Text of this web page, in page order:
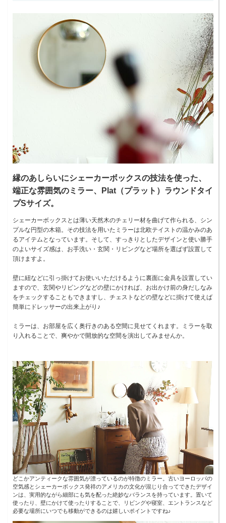
縁のあしらいにシェーカーボックスの技法を使った、
端正な雰囲気のミラー、Plat（プラット）ラウンドタイ
プSサイズ。
シェーカーボックスとは薄い天然木のチェリー材を曲げて作られる、シン
プルな円型の木箱。その技法を用いたミラーは北欧テイストの温かみのあ
るアイテムとなっています。そして、すっきりとしたデザインと使い勝手
のよいサイズ感は、お手洗い・玄関・リビングなど場所を選ばず設置して
頂けますよ。
壁に紐などに引っ掛けてお使いいただけるように裏面に金具を設置してい
ますので、玄関やリビングなどの壁にかければ、お出かけ前の身だしなみ
をチェックすることもできますし、チェストなどの壁などに掛けて使えば
簡単にドレッサーの出来上がり♪
ミラーは、お部屋を広く奥行きのある空間に見せてくれます。ミラーを取
り入れることで、爽やかで開放的な空間を演出してみませんか。
どこかアンティークな雰囲気が漂っているのが特徴のミラー。古いヨーロッパの
空気感とシェーカーボックス発祥のアメリカの文化が混じり合ってできたデザイ
ンは、実用的ながら細部にも気を配った絶妙なバランスを持っています。置いて
使ったり、壁にかけて使ったりすることで、リビングや寝室、エントランスなど
必要な場所にいつでも移動ができるのは嬉しいポイントですね♪